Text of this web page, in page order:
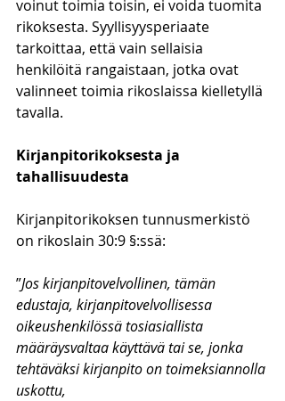
voinut toimia toisin, ei voida tuomita
rikoksesta. Syyllisyysperiaate
tarkoittaa, että vain sellaisia
henkilöitä rangaistaan, jotka ovat
valinneet toimia rikoslaissa kielletyllä
tavalla.
Kirjanpitorikoksesta ja
tahallisuudesta
Kirjanpitorikoksen tunnusmerkistö
on rikoslain 30:9 §:ssä:
”Jos kirjanpitovelvollinen, tämän
edustaja, kirjanpitovelvollisessa
oikeushenkilössä tosiasiallista
määräysvaltaa käyttävä tai se, jonka
tehtäväksi kirjanpito on toimeksiannolla
uskottu,